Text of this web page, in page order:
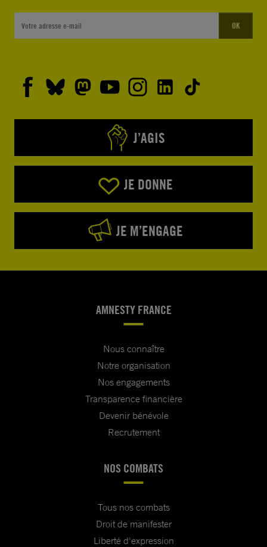
OK
J’AGIS
JE DONNE
JE M’ENGAGE
AMNESTY FRANCE
Nous connaître
Notre organisation
Nos engagements
Transparence financière
Devenir bénévole
Recrutement
NOS COMBATS
Tous nos combats
Droit de manifester
Liberté d'expression